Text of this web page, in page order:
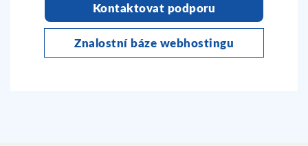
Kontaktovat podporu
Znalostní báze webhostingu